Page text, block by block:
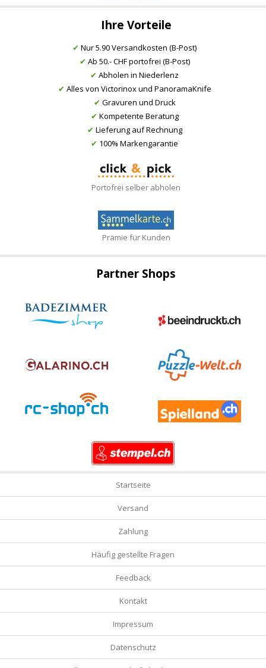
Ihre Vorteile
✔ Nur 5.90 Versandkosten (B-Post)
✔ Ab 50.- CHF portofrei (B-Post)
✔ Abholen in Niederlenz
✔ Alles von Victorinox und PanoramaKnife
✔ Gravuren und Druck
✔ Kompetente Beratung
✔ Lieferung auf Rechnung
✔ 100% Markengarantie
Portofrei selber abholen
Prämie für Kunden
Partner Shops
Startseite
Versand
Zahlung
Häufig gestellte Fragen
Feedback
Kontakt
Impressum
Datenschutz